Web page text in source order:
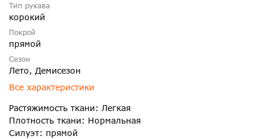
Тип рукава
корокий
Покрой
прямой
Сезон
Лето, Демисезон
Все характеристики
Растяжимость ткани: Легкая
Плотность ткани: Нормальная
Силуэт: прямой